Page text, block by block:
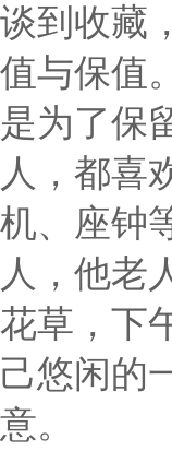
谈到收藏
值与保值
是为了保
人，都喜
机、座钟
人，他老
花草，下
己悠闲的
意。